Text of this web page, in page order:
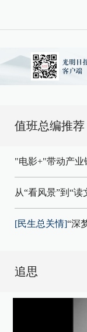
值班总编推荐
"电影+"带动产业
从“看风景”到“
[民生总关情]“深
追思